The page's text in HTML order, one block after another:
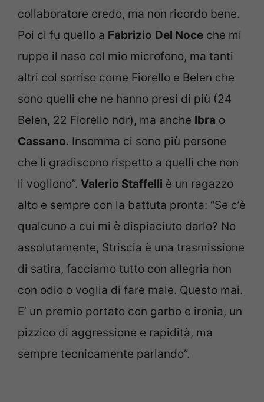
collaboratore credo, ma non ricordo bene.
Poi ci fu quello a Fabrizio Del Noce che mi
ruppe il naso col mio microfono, ma tanti
altri col sorriso come Fiorello e Belen che
sono quelli che ne hanno presi di più (24
Belen, 22 Fiorello ndr), ma anche Ibra o
Cassano. Insomma ci sono più persone
che li gradiscono rispetto a quelli che non
li vogliono”. Valerio Staffelli è un ragazzo
alto e sempre con la battuta pronta: “Se c’è
qualcuno a cui mi è dispiaciuto darlo? No
assolutamente, Striscia è una trasmissione
di satira, facciamo tutto con allegria non
con odio o voglia di fare male. Questo mai.
E’ un premio portato con garbo e ironia, un
pizzico di aggressione e rapidità, ma
sempre tecnicamente parlando”.